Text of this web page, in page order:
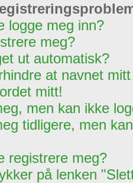
logge meg inn?
meg?
ut automatisk?
at navnet
mitt!
men kan ikke
tidligere, men
registrere meg?
på lenken